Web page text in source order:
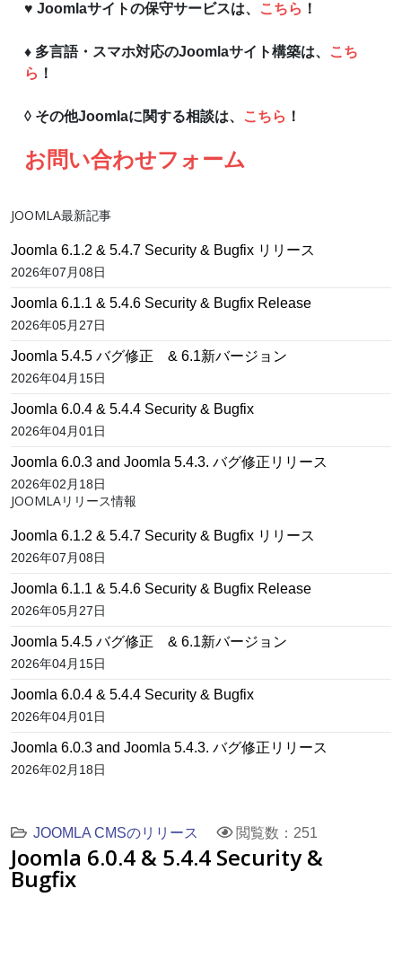
♥ Joomlaサイトの保守サービスは、 こちら ！
♦ 多言語・スマホ対応のJoomlaサイト構築は、
こち
ら ！
◊ その他Joomlaに関する相談は、 こちら ！
お問い合わせフォーム
JOOMLA最新記事
Joomla 6.1.2 & 5.4.7 Security & Bugfix リリース
2026年07月08日
Joomla 6.1.1 & 5.4.6 Security & Bugfix Release
2026年05月27日
Joomla 5.4.5 バグ修正 & 6.1新バージョン
2026年04月15日
Joomla 6.0.4 & 5.4.4 Security & Bugfix
2026年04月01日
Joomla 6.0.3 and Joomla 5.4.3. バグ修正リリース
2026年02月18日
JOOMLAリリース情報
Joomla 6.1.2 & 5.4.7 Security & Bugfix リリース
2026年07月08日
Joomla 6.1.1 & 5.4.6 Security & Bugfix Release
2026年05月27日
Joomla 5.4.5 バグ修正 & 6.1新バージョン
2026年04月15日
Joomla 6.0.4 & 5.4.4 Security & Bugfix
2026年04月01日
Joomla 6.0.3 and Joomla 5.4.3. バグ修正リリース
2026年02月18日
JOOMLA CMSのリリース 閲覧数：251
Joomla 6.0.4 & 5.4.4 Security &
Bugfix